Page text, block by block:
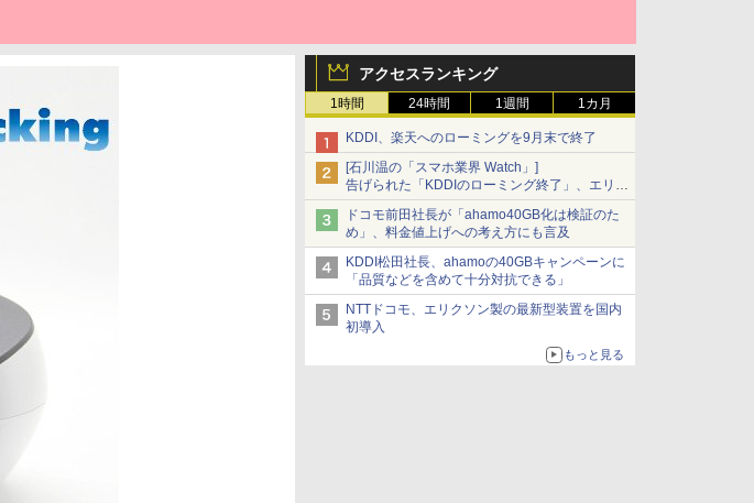
アクセスランキング
1時間 24時間 1週間 1カ月
KDDI、楽天へのローミングを9月末で終了
[石川温の「スマホ業界 Watch」]
告げられた「KDDIのローミング終了」、エリア
マップの落とし穴と楽天モバイルの課題
ドコモ前田社長が「ahamo40GB化は検証のた
め」、料金値上げへの考え方にも言及
KDDI松田社長、ahamoの40GBキャンペーンに
「品質などを含めて十分対抗できる」
NTTドコモ、エリクソン製の最新型装置を国内
初導入
もっと見る